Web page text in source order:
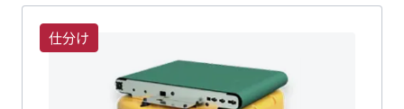
仕分け